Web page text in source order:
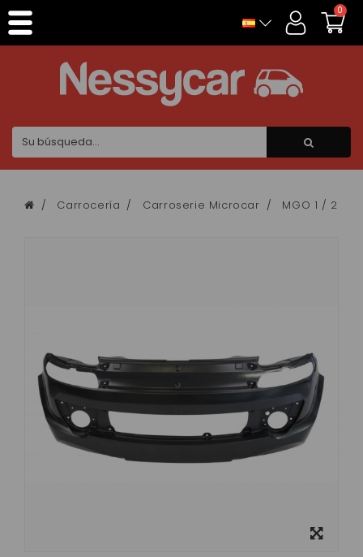
0
Carrocería Carroserie Microcar MGO 1 / 2
Panel de gestión de cookies